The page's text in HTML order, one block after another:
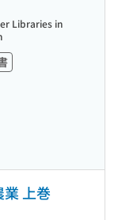
Libraries in
上巻